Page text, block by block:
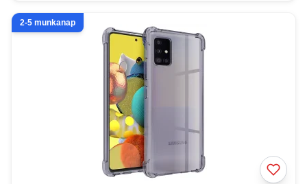
2-5 munkanap